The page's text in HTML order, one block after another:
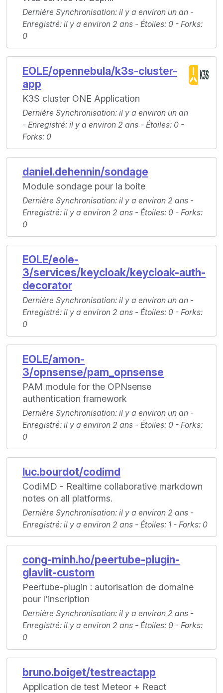
Dernière Synchronisation: il y a environ un an -
Enregistré: il y a environ 2 ans - Étoiles: 0 - Forks:
0
EOLE/opennebula/k3s-cluster-
app
K3S cluster ONE Application
Dernière Synchronisation: il y a environ un an
- Enregistré: il y a environ 2 ans - Étoiles: 0 -
Forks: 0
daniel.dehennin/sondage
Module sondage pour la boite
Dernière Synchronisation: il y a environ 2 ans -
Enregistré: il y a environ 2 ans - Étoiles: 0 - Forks:
0
EOLE/eole-
3/services/keycloak/keycloak-auth-
decorator
Dernière Synchronisation: il y a environ un an -
Enregistré: il y a environ 2 ans - Étoiles: 0 - Forks:
0
EOLE/amon-
3/opnsense/pam_opnsense
PAM module for the OPNsense
authentication framework
Dernière Synchronisation: il y a environ un an -
Enregistré: il y a environ 2 ans - Étoiles: 0 - Forks:
0
luc.bourdot/codimd
CodiMD - Realtime collaborative markdown
notes on all platforms.
Dernière Synchronisation: il y a environ 2 ans -
Enregistré: il y a environ 2 ans - Étoiles: 1 - Forks: 0
cong-minh.ho/peertube-plugin-
glavlit-custom
Peertube-plugin : autorisation de domaine
pour l'inscription
Dernière Synchronisation: il y a environ 2 ans -
Enregistré: il y a environ 2 ans - Étoiles: 0 - Forks:
0
bruno.boiget/testreactapp
Application de test Meteor + React